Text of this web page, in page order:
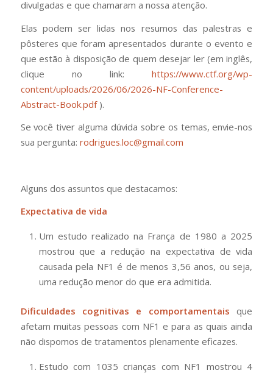
divulgadas e que chamaram a nossa atenção.
Elas podem ser lidas nos resumos das palestras e
pôsteres que foram apresentados durante o evento e
que estão à disposição de quem desejar ler (em inglês,
clique no link:https://www.ctf.org/wp-
content/uploads/2026/06/2026-NF-Conference-
Abstract-Book.pdf).
Se você tiver alguma dúvida sobre os temas, envie-nos
sua pergunta: rodrigues.loc@gmail.com
Alguns dos assuntos que destacamos:
Expectativa de vida
Um estudo realizado na França de 1980 a 2025
mostrou que a redução na expectativa de vida
causada pela NF1 é de menos 3,56 anos, ou seja,
uma redução menor do que era admitida.
Dificuldades cognitivas e comportamentais que
afetam muitas pessoas com NF1 e para as quais ainda
não dispomos de tratamentos plenamente eficazes.
Estudo com 1035 crianças com NF1 mostrou 4